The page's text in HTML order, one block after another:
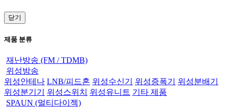
닫기
제품 분류
재난방송 (FM / TDMB)
위성방송
위성안테나 LNB/피드혼 위성수신기 위성증폭기
위성분배기
위성분기기
위성스위치 위성유니트 기타 제품
SPAUN (멀티다이젝)